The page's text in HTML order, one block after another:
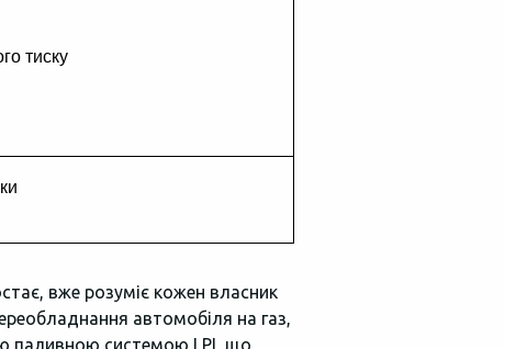
тиску
вже розуміє кожен власник
автомобіля на газ,
паливною системою LPI, що